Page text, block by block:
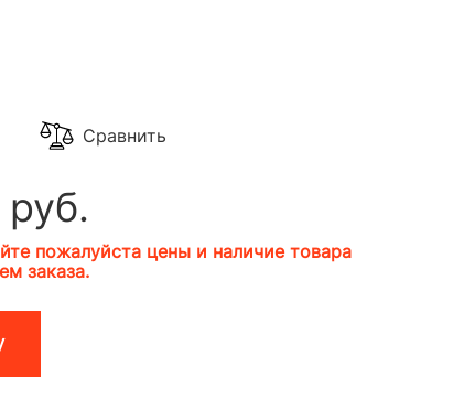
Сравнить
пожалуйста цены и наличие товара
заказа.